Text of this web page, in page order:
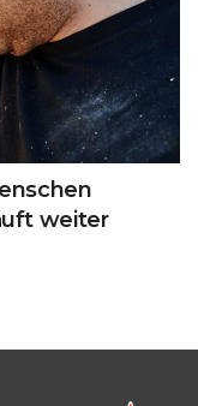
weiter